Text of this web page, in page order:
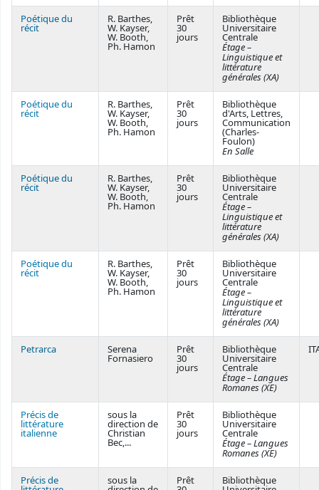
Poétique du
récit
R. Barthes,
W. Kayser,
W. Booth,
Ph. Hamon
Prêt
30
jours
Bibliothèque
Universitaire
Centrale
Étage –
Linguistique et
littérature
générales (XA)
Poétique du
récit
R. Barthes,
W. Kayser,
W. Booth,
Ph. Hamon
Prêt
30
jours
Bibliothèque
d'Arts, Lettres,
Communication
(Charles-
Foulon)
En Salle
Poétique du
récit
R. Barthes,
W. Kayser,
W. Booth,
Ph. Hamon
Prêt
30
jours
Bibliothèque
Universitaire
Centrale
Étage –
Linguistique et
littérature
générales (XA)
Poétique du
récit
R. Barthes,
W. Kayser,
W. Booth,
Ph. Hamon
Prêt
30
jours
Bibliothèque
Universitaire
Centrale
Étage –
Linguistique et
littérature
générales (XA)
Petrarca Serena
Fornasiero
Prêt
30
jours
Bibliothèque
Universitaire
Centrale
Étage – Langues
Romanes (XE)
Précis de
littérature
italienne
sous la
direction de
Christian
Bec,...
Prêt
30
jours
Bibliothèque
Universitaire
Centrale
Étage – Langues
Romanes (XE)
Précis de sous la Prêt Bibliothèque